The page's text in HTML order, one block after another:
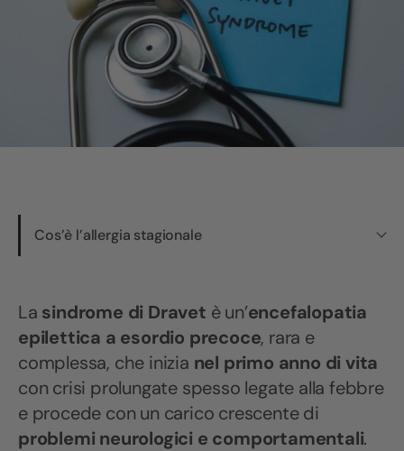
Cos’è l’allergia stagionale
La sindrome di Dravet è un’encefalopatia
epilettica a esordio precoce, rara e
complessa, che inizia nel primo anno di vita
con crisi prolungate spesso legate alla febbre
e procede con un carico crescente di
problemi neurologici e comportamentali.